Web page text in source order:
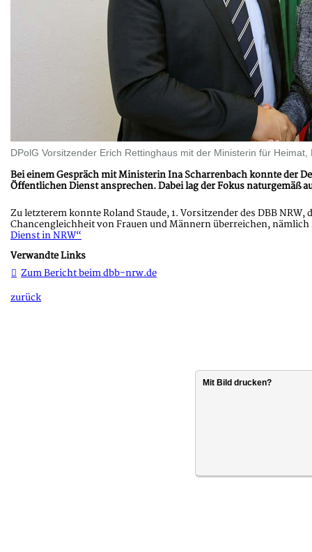
DPolG Vorsitzender Erich Rettinghaus mit der Ministerin für
Bei einem Gespräch mit Ministerin Ina Scharrenbach konnte der
Öffentlichen Dienst ansprechen. Dabei lag der Fokus naturgemäß
Zu letzterem konnte Roland Staude, 1. Vorsitzender des DBB
Chancengleichheit von Frauen und Männern überreichen, nämlich
Dienst in NRW“
Verwandte Links
Zum Bericht beim dbb-nrw.de
zurück
Mit Bild drucken?